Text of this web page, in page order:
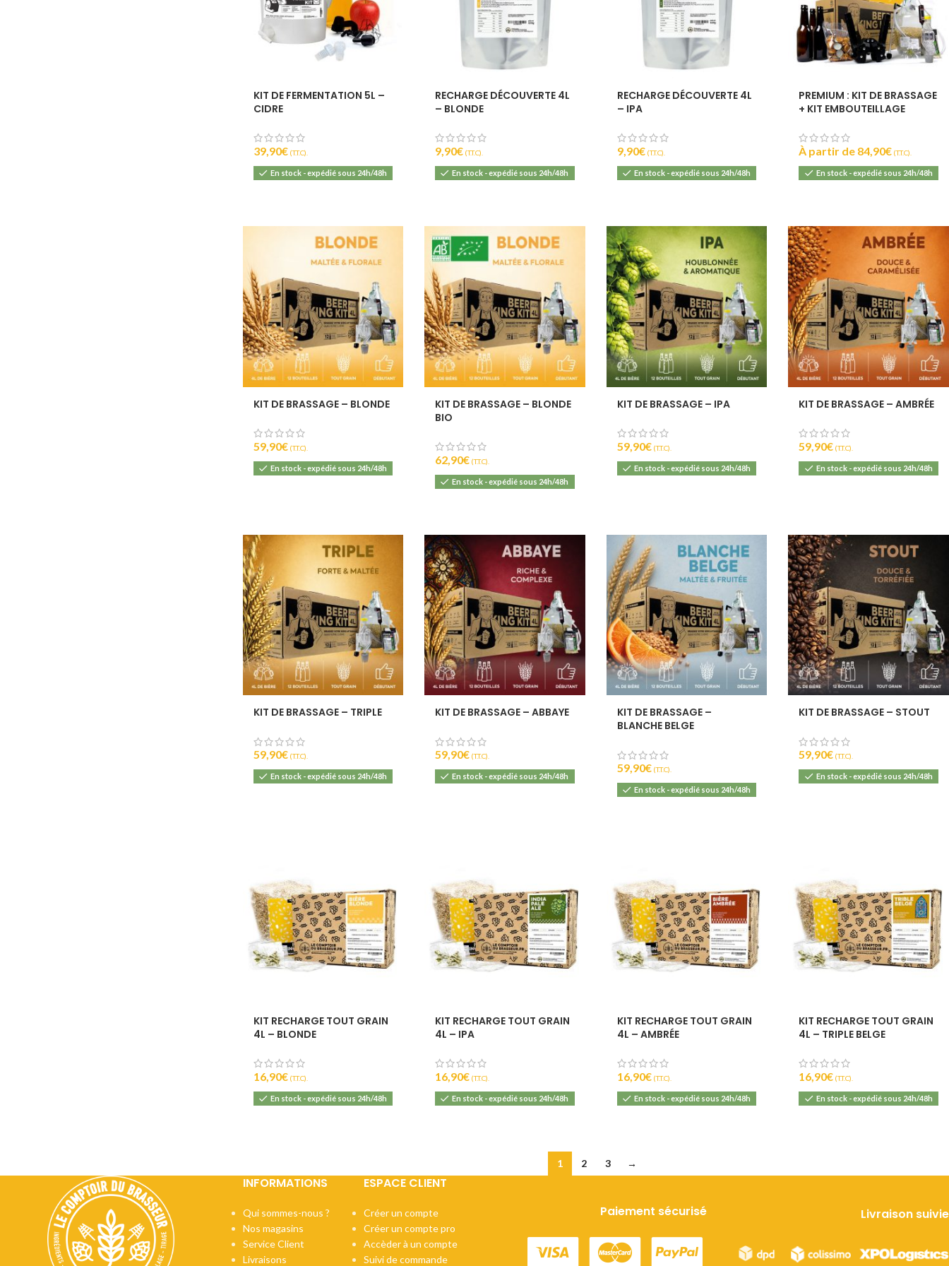
KIT DE FERMENTATION 5L –
CIDRE
39,90€(T.T.C).
En stock - expédié sous 24h/48h
RECHARGE DÉCOUVERTE 4L
– BLONDE
9,90€ (T.T.C).
En stock - expédié sous 24h/48h
RECHARGE DÉCOUVERTE 4L
– IPA
9,90€(T.T.C).
En stock - expédié sous 24h/48h
PREMIUM : KIT DE BRASSAGE
+ KIT EMBOUTEILLAGE
À partir de 84,90€ (T.T.C).
En stock - expédié sous 24h/48h
KIT DE BRASSAGE – BLONDE
59,90€(T.T.C).
En stock - expédié sous 24h/48h
KIT DE BRASSAGE – BLONDE
BIO
62,90€ (T.T.C).
En stock - expédié sous 24h/48h
KIT DE BRASSAGE – IPA
59,90€(T.T.C).
En stock - expédié sous 24h/48h
KIT DE BRASSAGE – AMBRÉE
59,90€ (T.T.C).
En stock - expédié sous 24h/48h
KIT DE BRASSAGE – TRIPLE
59,90€(T.T.C).
En stock - expédié sous 24h/48h
KIT DE BRASSAGE – ABBAYE
59,90€ (T.T.C).
En stock - expédié sous 24h/48h
KIT DE BRASSAGE –
BLANCHE BELGE
59,90€(T.T.C).
En stock - expédié sous 24h/48h
KIT DE BRASSAGE – STOUT
59,90€ (T.T.C).
En stock - expédié sous 24h/48h
KIT RECHARGE TOUT GRAIN
4L – BLONDE
16,90€(T.T.C).
En stock - expédié sous 24h/48h
KIT RECHARGE TOUT GRAIN
4L – IPA
16,90€ (T.T.C).
En stock - expédié sous 24h/48h
KIT RECHARGE TOUT GRAIN
4L – AMBRÉE
16,90€(T.T.C).
En stock - expédié sous 24h/48h
KIT RECHARGE TOUT GRAIN
4L – TRIPLE BELGE
16,90€ (T.T.C).
En stock - expédié sous 24h/48h
1 2 3 →
INFORMATIONS
Qui sommes-nous ?
Nos magasins
Service Client
Livraisons
ESPACE CLIENT
Créer un compte
Créer un compte pro
Accèder à un compte
Suivi de commande
Paiement sécurisé Livraison suivie